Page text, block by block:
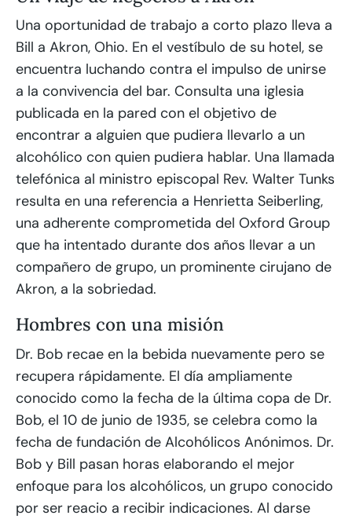
Una oportunidad de trabajo a corto plazo lleva a
Bill a Akron, Ohio. En el vestíbulo de su hotel, se
encuentra luchando contra el impulso de unirse
a la convivencia del bar. Consulta una iglesia
publicada en la pared con el objetivo de
encontrar a alguien que pudiera llevarlo a un
alcohólico con quien pudiera hablar. Una llamada
telefónica al ministro episcopal Rev. Walter Tunks
resulta en una referencia a Henrietta Seiberling,
una adherente comprometida del Oxford Group
que ha intentado durante dos años llevar a un
compañero de grupo, un prominente cirujano de
Akron, a la sobriedad.
Hombres con una misión
Dr. Bob recae en la bebida nuevamente pero se
recupera rápidamente. El día ampliamente
conocido como la fecha de la última copa de Dr.
Bob, el 10 de junio de 1935, se celebra como la
fecha de fundación de Alcohólicos Anónimos. Dr.
Bob y Bill pasan horas elaborando el mejor
enfoque para los alcohólicos, un grupo conocido
por ser reacio a recibir indicaciones. Al darse